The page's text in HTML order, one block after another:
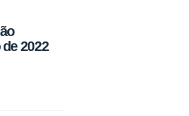
2022